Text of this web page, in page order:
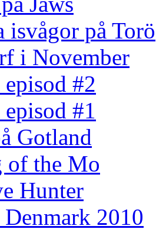
isvågor på Torö
i November
#2
#1
Gotland
of the Mo
Hunter
2010